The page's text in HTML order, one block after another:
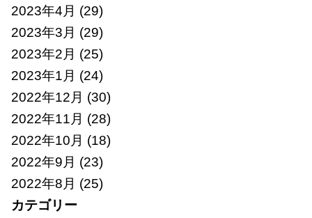
2023年4月 (29)
2023年3月 (29)
2023年2月 (25)
2023年1月 (24)
2022年12月 (30)
2022年11月 (28)
2022年10月 (18)
2022年9月 (23)
2022年8月 (25)
カテゴリー